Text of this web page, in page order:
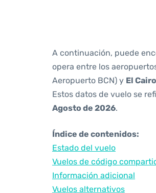
A continuación, puede
opera entre los
Aeropuerto BCN) y El Cairo
Estos datos de vuelo se
Agosto de 2026.
Índice de contenidos:
Estado del vuelo
Vuelos de código
Información adicional
Vuelos alternativos